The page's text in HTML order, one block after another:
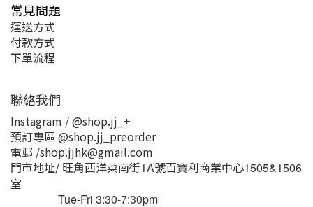
常見問題
運送方式
付款方式
下單流程
聯絡我們
Instagram / @shop.jj_+
預訂專區 @shop.jj_preorder
電郵 /shop.jjhk@gmail.com
門市地址/ 旺角西洋菜南街1A號百寶利商業中心1505&1506
室
Tue-Fri 3:30-7:30pm